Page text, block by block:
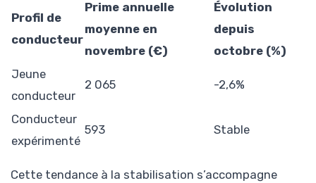
Profil de
conducteur
Prime annuelle
moyenne en
novembre (€)
Évolution
depuis
octobre (%)
Jeune
conducteur
2 065 -2,6%
Conducteur
expérimenté
593 Stable
Cette tendance à la stabilisation s’accompagne